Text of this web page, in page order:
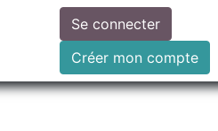
Faire un don
Se connecter
Créer mon compte